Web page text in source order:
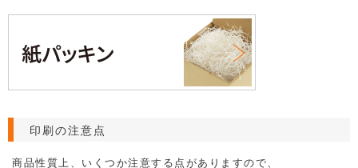
印刷の注意点
商品性質上、いくつか注意する点がありますので、